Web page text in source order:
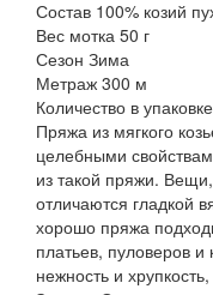
Состав 100% козий
Вес мотка 50 г
Сезон Зима
Метраж 300 м
Количество в упаковке
Пряжа из мягкого
целебными
из такой пряжи.
отличаются гладкой
хорошо пряжа
платьев, пуловеров и
нежность и